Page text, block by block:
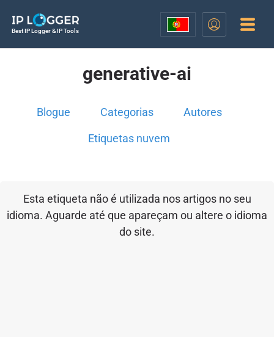
Best IP Logger & IP Tools
generative-ai
Blogue Categorias Autores
Etiquetas nuvem